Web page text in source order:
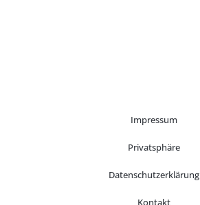
Impressum
Privatsphäre
Datenschutzerklärung
Kontakt